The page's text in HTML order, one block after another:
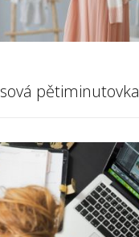
pětiminutovka